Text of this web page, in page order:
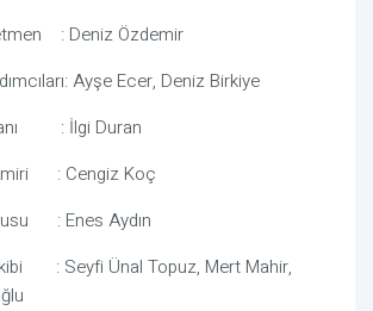
: Deniz Özdemir
Ayşe Ecer, Deniz Birkiye
: İlgi Duran
: Cengiz Koç
: Enes Aydın
: Seyfi Ünal Topuz, Mert Mahir,